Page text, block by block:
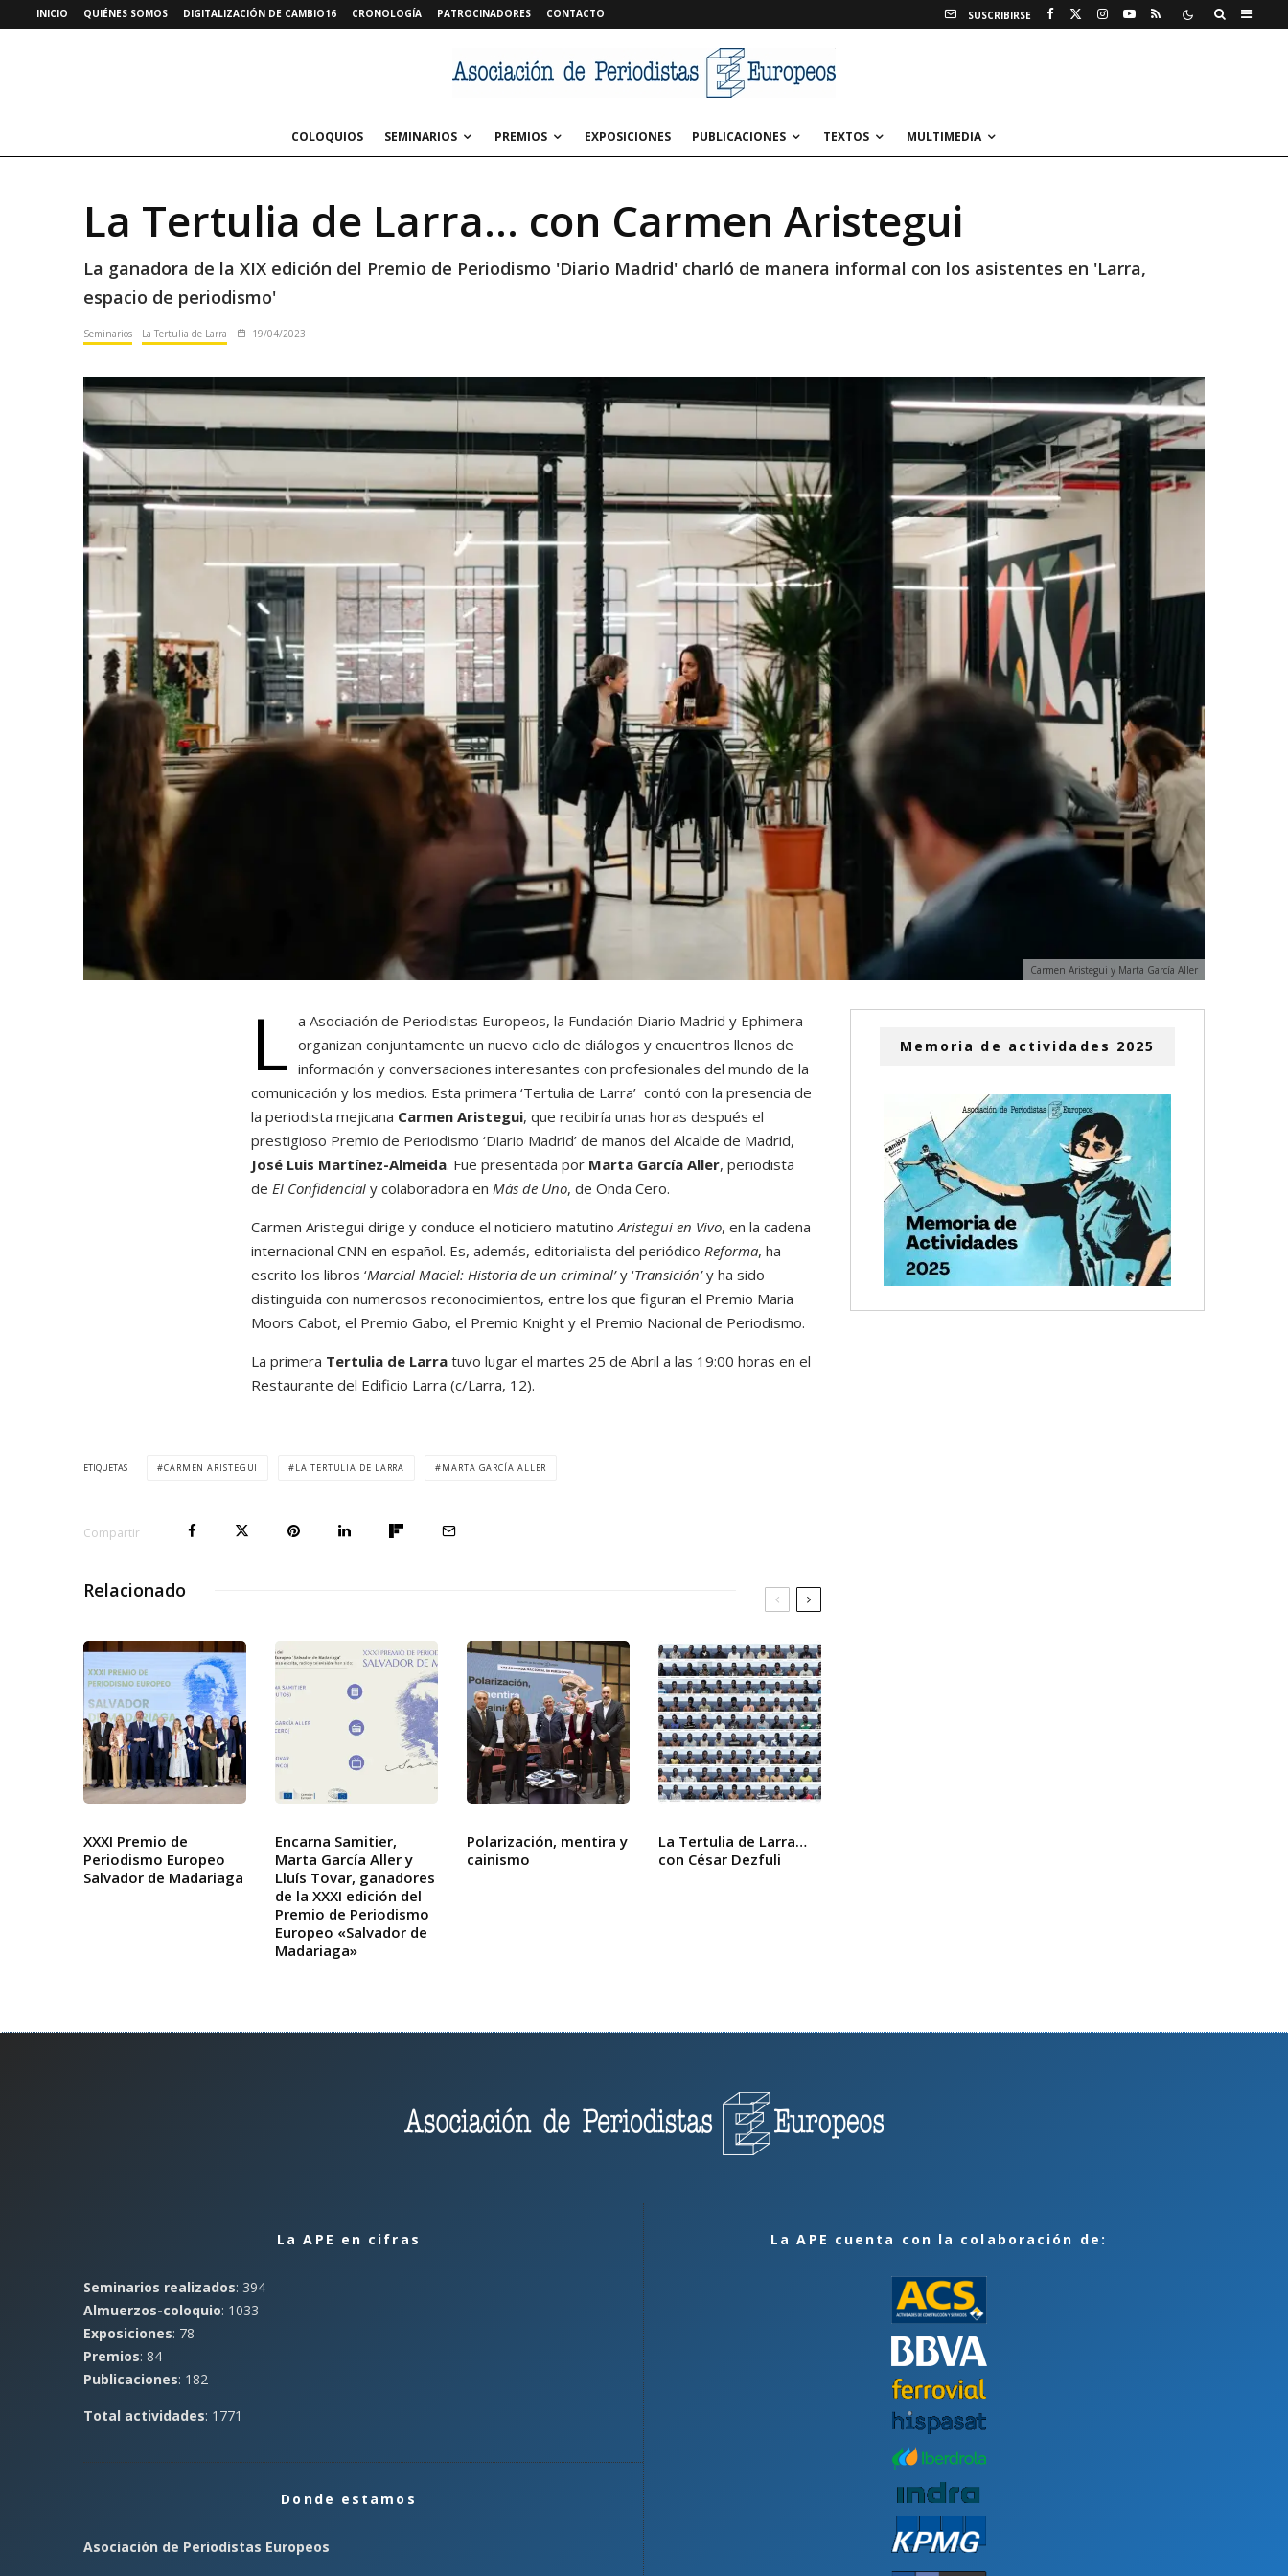
INICIO QUIÉNES SOMOS DIGITALIZACIÓN DE CAMBIO16 CRONOLOGÍA PATROCINADORES CONTACTO SUSCRIBIRSE
COLOQUIOS SEMINARIOS PREMIOS EXPOSICIONES PUBLICACIONES TEXTOS MULTIMEDIA
La Tertulia de Larra… con Carmen Aristegui
La ganadora de la XIX edición del Premio de Periodismo 'Diario Madrid' charló de manera informal con los asistentes en 'Larra,
espacio de periodismo'
Seminarios La Tertulia de Larra 19/04/2023
Carmen Aristegui y Marta García Aller
L a Asociación de Periodistas Europeos, la Fundación Diario Madrid y Ephimera
organizan conjuntamente un nuevo ciclo de diálogos y encuentros llenos de
información y conversaciones interesantes con profesionales del mundo de la
comunicación y los medios. Esta primera ‘Tertulia de Larra’ contó con la presencia de
la periodista mejicana Carmen Aristegui, que recibiría unas horas después el
prestigioso Premio de Periodismo ‘Diario Madrid’ de manos del Alcalde de Madrid,
José Luis Martínez-Almeida. Fue presentada por Marta García Aller, periodista
de El Confidencial y colaboradora en Más de Uno, de Onda Cero.
Carmen Aristegui dirige y conduce el noticiero matutinoAristegui en Vivo, en la cadena
internacional CNN en español. Es, además, editorialista del periódico Reforma, ha
escrito los libros ‘Marcial Maciel: Historia de un criminal’y ‘Transición’y ha sido
distinguida con numerosos reconocimientos, entre los que figuran el Premio Maria
Moors Cabot, el Premio Gabo, el Premio Knight y el Premio Nacional de Periodismo.
La primera Tertulia de Larra tuvo lugar el martes 25 de Abril a las 19:00 horas en el
Restaurante del Edificio Larra (c/Larra, 12).
ETIQUETAS CARMEN ARISTEGUI LA TERTULIA DE LARRA MARTA GARCÍA ALLER
Compartir
Relacionado
XXXI Premio de
Periodismo Europeo
Salvador de Madariaga
Encarna Samitier,
Marta García Aller y
Lluís Tovar, ganadores
de la XXXI edición del
Premio de Periodismo
Europeo «Salvador de
Madariaga»
Polarización, mentira y
cainismo
La Tertulia de Larra…
con César Dezfuli
Memoria de actividades 2025
La APE en cifras
Seminarios realizados: 394
Almuerzos-coloquio: 1033
Exposiciones: 78
Premios: 84
Publicaciones: 182
Total actividades: 1771
Donde estamos
Asociación de Periodistas Europeos
La APE cuenta con la colaboración de: